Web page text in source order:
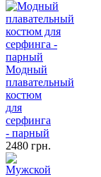
Модный
плавательный
костюм
для
серфинга
- парный
2480 грн.